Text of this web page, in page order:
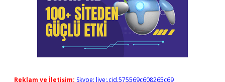
Reklam ve İletişim: Skype: live:.cid.575569c608265c69